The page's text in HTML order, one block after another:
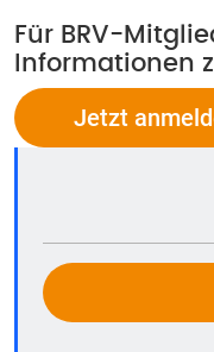
Für BRV-
Informationen
Jetzt